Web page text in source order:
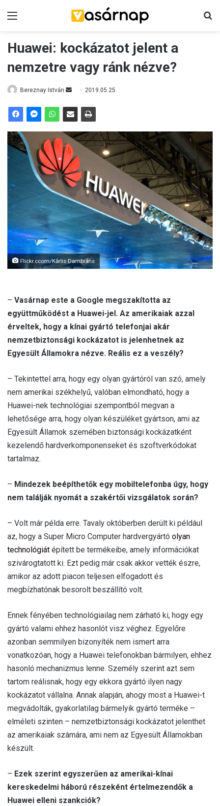
Huawei: kockázatot jelent a
nemzetre vagy ránk nézve?
Bereznay István
n
a
n
e
m
a
i
2019.05.25.
Flickr.ccom/Kārlis Dambrāns
– Vasárnap este a Google megszakította az
együttműködést a Huawei-jel. Az amerikaiak azzal
érveltek, hogy a kínai gyártó telefonjai akár
nemzetbiztonsági kockázatot is jelenhetnek az
Egyesült Államokra nézve. Reális ez a veszély?
– Tekintettel arra, hogy egy olyan gyártóról van szó, amely
nem amerikai székhelyű, valóban elmondható, hogy a
Huawei-nek technológiai szempontból megvan a
lehetősége arra, hogy olyan készüléket gyártson, ami az
Egyesült Államok szemében biztonsági kockázatként
kezelendő hardverkomponenseket és szoftverkódokat
tartalmaz.
– Mindezek beépíthetők egy mobiltelefonba úgy, hogy
nem találják nyomát a szakértői vizsgálatok során?
– Volt már példa erre. Tavaly októberben derült ki például
az, hogy a Super Micro Computer hardvergyártó olyan
technológiát épített be termékeibe, amely információkat
szivárogtatott ki. Ezt pedig már csak akkor vették észre,
amikor az adott piacon teljesen elfogadott és
megbízhatónak besorolt beszállító volt.
Ennek fényében technológiailag nem zárható ki, hogy egy
gyártó valami ehhez hasonlót visz véghez. Egyelőre
azonban semmilyen bizonyíték nem ismert arra
vonatkozóan, hogy a Huawei telefonokban bármilyen, ehhez
hasonló mechanizmus lenne. Személy szerint azt sem
tartom reálisnak, hogy egy ekkora gyártó ilyen nagy
kockázatot vállalna. Annak alapján, ahogy most a Huawei-t
megvádolták, gyakorlatilag bármelyik gyártó terméke –
elméleti szinten – nemzetbiztonsági kockázatot jelenthet
az amerikaiak számára, ami nem az Egyesült Államokban
készült.
– Ezek szerint egyszerűen az amerikai-kínai
kereskedelmi háború részeként értelmezendők a
Huawei elleni szankciók?